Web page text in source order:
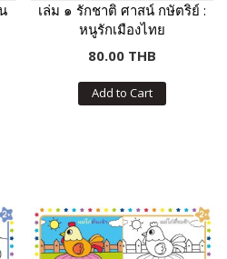
เล่ม ๑ รักชาติ ศาสน์ กษัตริย์ :
หนูรักเมืองไทย
80.00 THB
Add to Cart